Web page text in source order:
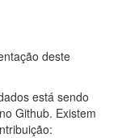
deste
está sendo
Github. Existem